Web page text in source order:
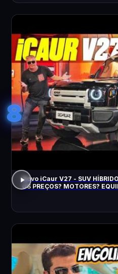
8
Novo iCaur V27 - SUV
OS PREÇOS? MOTORES?